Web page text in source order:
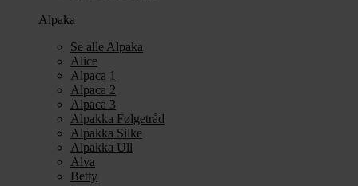
Alpaka
Se alle Alpaka
Alice
Alpaca 1
Alpaca 2
Alpaca 3
Alpakka Følgetråd
Alpakka Silke
Alpakka Ull
Alva
Betty